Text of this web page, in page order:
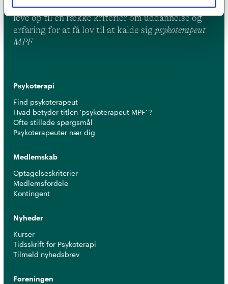
er et kvalitetsstempel. Alle vores medlemmer skal
leve op til en række kriterier om uddannelse og
erfaring for at få lov til at kalde sig psykoterapeut
MPF
Psykoterapi
Find psykoterapeut
Hvad betyder titlen 'psykoterapeut MPF' ?
Ofte stillede spørgsmål
Psykoterapeuter nær dig
Medlemskab
Optagelseskriterier
Medlemsfordele
Kontingent
Nyheder
Kurser
Tidsskrift for Psykoterapi
Tilmeld nyhedsbrev
Foreningen